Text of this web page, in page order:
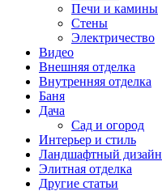
Печи и камины
Стены
Электричество
Видео
Внешняя отделка
Внутренняя отделка
Баня
Дача
Сад и огород
Интерьер и стиль
Ландшафтный дизайн
Элитная отделка
Другие статьи